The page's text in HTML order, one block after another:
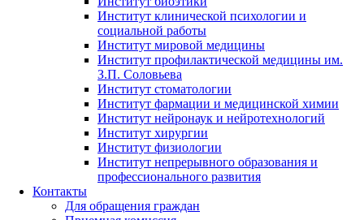
Институт клинической психологии и
социальной работы
Институт мировой медицины
Институт профилактической медицины им.
З.П. Соловьева
Институт стоматологии
Институт фармации и медицинской химии
Институт нейронаук и нейротехнологий
Институт хирургии
Институт физиологии
Институт непрерывного образования и
профессионального развития
Контакты
Для обращения граждан